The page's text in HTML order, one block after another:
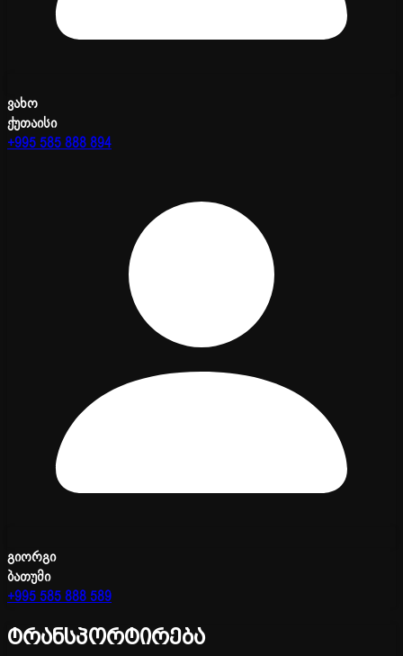
ვახო
ქუთაისი
+995 585 888 894
გიორგი
ბათუმი
+995 585 888 589
ტრანსპორტირება